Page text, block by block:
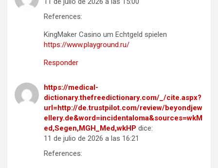
References:
KingMaker Casino um Echtgeld spielen
https://www.playground.ru/
Responder
https://medical-
dictionary.thefreedictionary.com/_/cite.aspx?
url=http://de.trustpilot.com/review/beyondjew
ellery.de&word=incidentaloma&sources=wkM
ed,Segen,MGH_Med,wkHP dice:
11 de julio de 2026 a las 16:21
References: